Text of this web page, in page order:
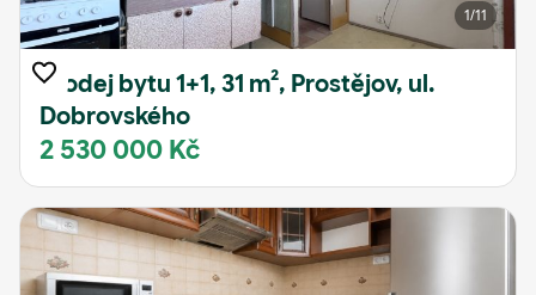
1/11
Prodej bytu 1+1, 31 m², Prostějov, ul.
Dobrovského
2 530 000 Kč